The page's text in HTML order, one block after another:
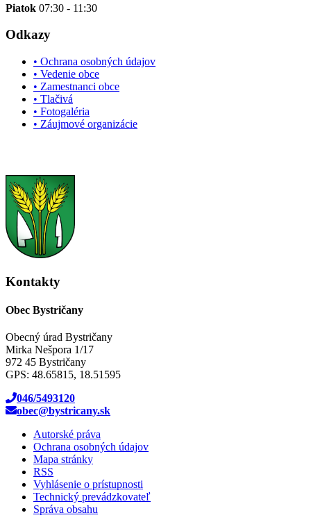
Piatok 07:30 - 11:30
Odkazy
• Ochrana osobných údajov
• Vedenie obce
• Zamestnanci obce
• Tlačivá
• Fotogaléria
• Záujmové organizácie
Kontakty
Obec Bystričany
Obecný úrad Bystričany
Mirka Nešpora 1/17
972 45 Bystričany
GPS: 48.65815, 18.51595
046/5493120
obec@bystricany.sk
Autorské práva
Ochrana osobných údajov
Mapa stránky
RSS
Vyhlásenie o prístupnosti
Technický prevádzkovateľ
Správa obsahu